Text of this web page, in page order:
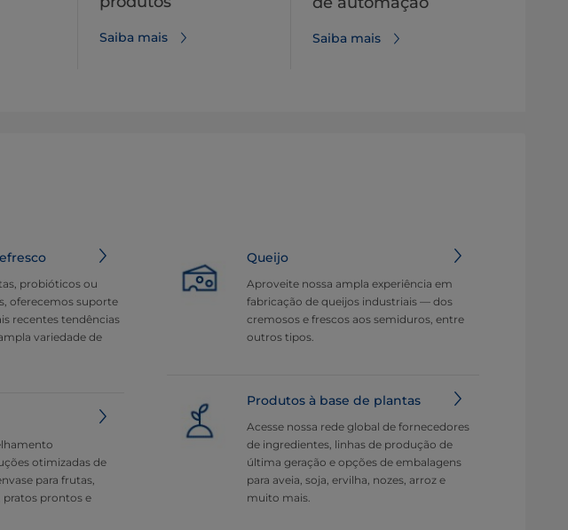
Saiba mais Saiba mais
probióticos ou
oferecemos suporte
recentes tendências
variedade de
otimizadas de
para frutas,
pratos prontos e
Queijo
Aproveite nossa ampla experiência em
fabricação de queijos industriais — dos
cremosos e frescos aos semiduros, entre
outros tipos.
Produtos à base de plantas
Acesse nossa rede global de fornecedores
de ingredientes, linhas de produção de
última geração e opções de embalagens
para aveia, soja, ervilha, nozes, arroz e
muito mais.